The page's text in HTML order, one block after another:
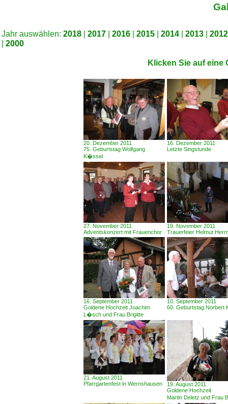
Jahr auswählen: 2018 | 2017 | 2016 | 2015 | 2014 | 2013 | 2012
| 2000
Klicken Sie auf eine
20. Dezember 2011
75. Geburtstag Wolfgang
K�ssel
16. Dezember 2011
Letzte Singstunde
27. November 2011
Adventskonzert mit Frauenchor
19. November 2011
Trauerfeier Helmut
16. September 2011
Goldene Hochzeit Joachim
L�sch und Frau Brigitte
10. September 2011
60. Geburtstag Norbert
21. August 2011
Pfarrgartenfest in Wernshausen
19. August 2011
Goldene Hochzeit
Martin Deletz und Frau